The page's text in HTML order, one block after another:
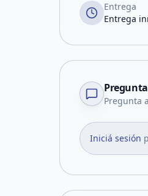
Entrega
Entrega
Pregunta
Iniciá sesión